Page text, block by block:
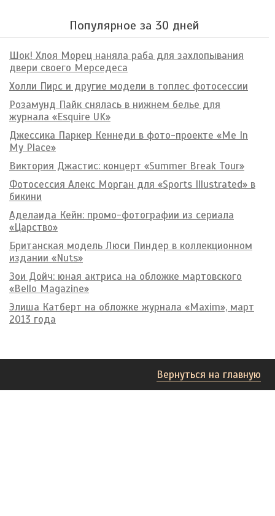
Популярное за 30 дней
Шок! Хлоя Морец наняла раба для захлопывания
двери своего Мерседеса
Холли Пирс и другие модели в топлес фотосессии
Розамунд Пайк снялась в нижнем белье для
журнала «Esquire UK»
Джессика Паркер Кеннеди в фото-проекте «Me In
My Place»
Виктория Джастис: концерт «Summer Break Tour»
Фотосессия Алекс Морган для «Sports Illustrated» в
бикини
Аделаида Кейн: промо-фотографии из сериала
«Царство»
Британская модель Люси Пиндер в коллекционном
издании «Nuts»
Зои Дойч: юная актриса на обложке мартовского
«Bello Magazine»
Элиша Катберт на обложке журнала «Maxim», март
2013 года
Вернуться на главную